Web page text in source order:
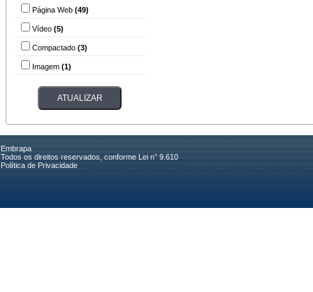
Página Web (49)
Vídeo (5)
Compactado (3)
Imagem (1)
Embrapa
Todos os direitos reservados, conforme Lei n° 9.610
Política de Privacidade